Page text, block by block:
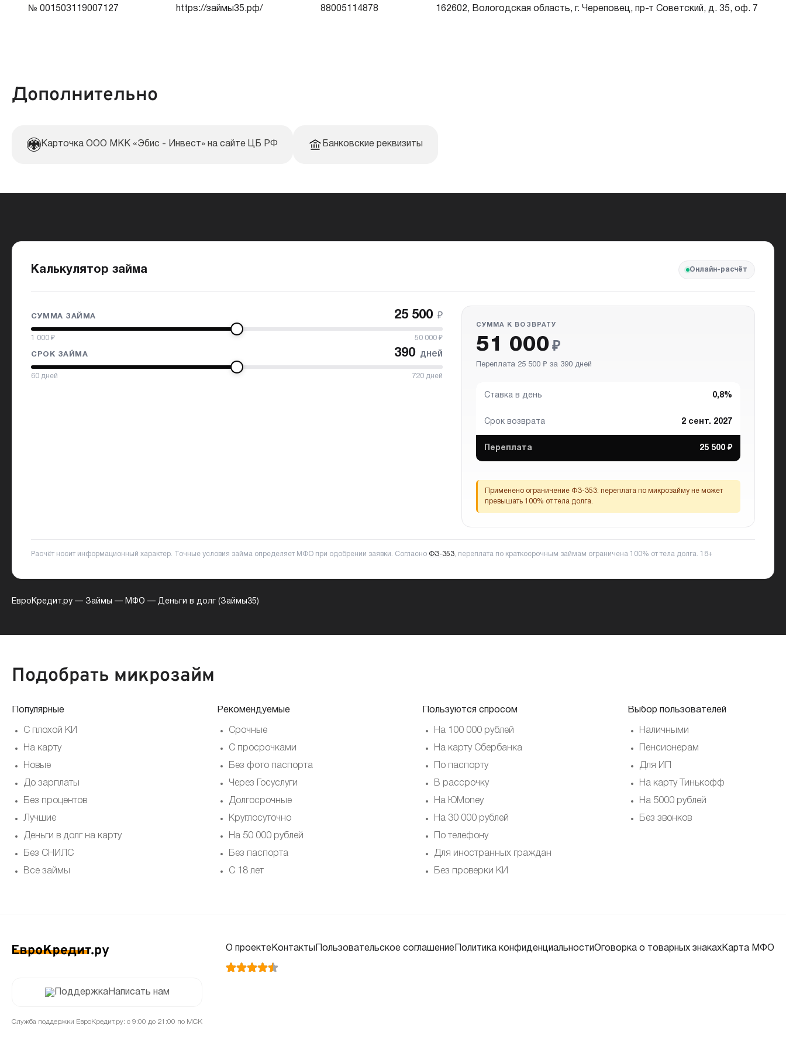
№ 001503119007127
https://займы35.рф/
88005114878
162602, Вологодская область, г. Череповец, пр-т Советский, д. 35, оф. 7
Дополнительно
Карточка ООО МКК «Эбис - Инвест» на сайте ЦБ РФ Банковские реквизиты
Калькулятор займа Онлайн-расчёт
СУММА ЗАЙМА 25 500 ₽
1 000 ₽ 50 000₽
СРОК ЗАЙМА 390 дней
60 дней 720 дней
СУММА К ВОЗВРАТУ
51 000 ₽
Переплата 25 500 ₽ за 390 дней
Ставка в день 0,8%
Срок возврата 2 сент. 2027
Переплата 25 500 ₽
Применено ограничение ФЗ-353: переплата по микрозайму не может
превышать 100% от тела долга.
Расчёт носит информационный характер. Точные условия займа определяет МФО при одобрении заявки. Согласно ФЗ-353 , переплата по краткосрочным займам ограничена 100% от тела долга. 18+
ЕвроКредит.ру — Займы — МФО — Деньги в долг (Займы35)
Подобрать микрозайм
Популярные
С плохой КИ
На карту
Новые
До зарплаты
Без процентов
Лучшие
Деньги в долг на карту
Без СНИЛС
Все займы
Рекомендуемые
Срочные
С просрочками
Без фото паспорта
Через Госуслуги
Долгосрочные
Круглосуточно
На 50 000 рублей
Без паспорта
С 18 лет
Пользуются спросом
На 100 000 рублей
На карту Сбербанка
По паспорту
В рассрочку
На ЮMoney
На 30 000 рублей
По телефону
Для иностранных граждан
Без проверки КИ
Выбор пользователей
Наличными
Пенсионерам
Для ИП
На карту Тинькофф
На 5000 рублей
Без звонков
Написать нам
Служба поддержки ЕвроКредит.ру: с 9:00 до 21:00 по МСК
О проекте Контакты Пользовательское соглашение Политика конфиденциальностиОговорка о товарных знаках Карта МФО